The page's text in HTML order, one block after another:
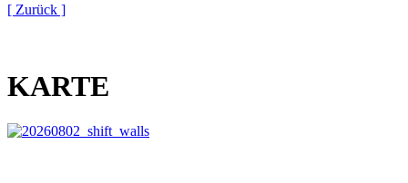
[ Zurück ]
KARTE